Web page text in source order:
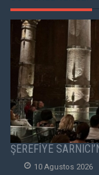
ŞEREFİYE
10 Agustos 2026